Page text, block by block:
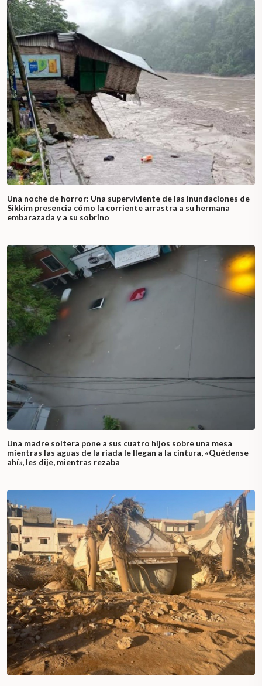
Una noche de horror: Una superviviente de las inundaciones de
Sikkim presencia cómo la corriente arrastra a su hermana
embarazada y a su sobrino
Una madre soltera pone a sus cuatro hijos sobre una mesa
mientras las aguas de la riada le llegan a la cintura, «Quédense
ahí», les dije, mientras rezaba